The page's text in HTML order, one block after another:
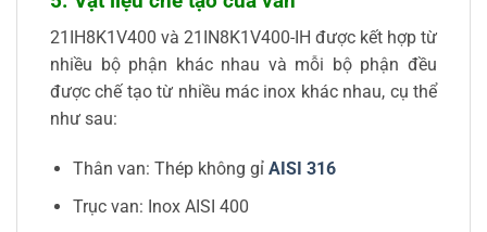
21IH8K1V400 và 21IN8K1V400-IH được kết hợp từ
nhiều bộ phận khác nhau và mỗi bộ phận đều
được chế tạo từ nhiều mác inox khác nhau, cụ thể
như sau:
Thân van: Thép không gỉ AISI 316
Trục van: Inox AISI 400